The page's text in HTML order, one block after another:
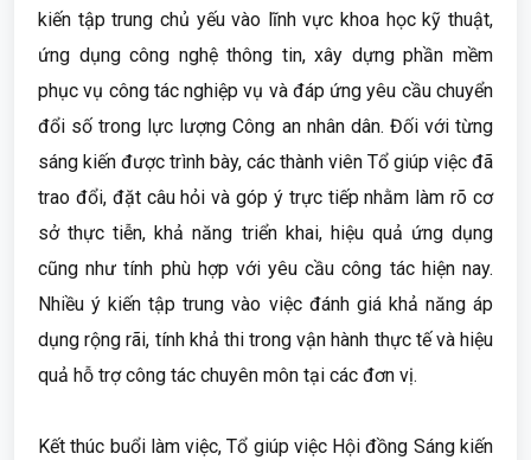
kiến tập trung chủ yếu vào lĩnh vực khoa học kỹ thuật,
ứng dụng công nghệ thông tin, xây dựng phần mềm
phục vụ công tác nghiệp vụ và đáp ứng yêu cầu chuyển
đổi số trong lực lượng Công an nhân dân. Đối với từng
sáng kiến được trình bày, các thành viên Tổ giúp việc đã
trao đổi, đặt câu hỏi và góp ý trực tiếp nhằm làm rõ cơ
sở thực tiễn, khả năng triển khai, hiệu quả ứng dụng
cũng như tính phù hợp với yêu cầu công tác hiện nay.
Nhiều ý kiến tập trung vào việc đánh giá khả năng áp
dụng rộng rãi, tính khả thi trong vận hành thực tế và hiệu
quả hỗ trợ công tác chuyên môn tại các đơn vị.
Kết thúc buổi làm việc, Tổ giúp việc Hội đồng Sáng kiến